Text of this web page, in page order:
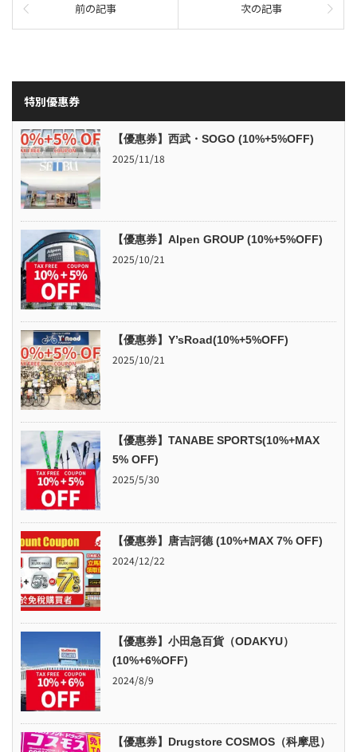
前の記事 次の記事
特別優惠券
【優惠券】西武・SOGO (10%+5%OFF)
2025/11/18
【優惠券】Alpen GROUP (10%+5%OFF)
2025/10/21
【優惠券】Y’sRoad(10%+5%OFF)
2025/10/21
【優惠券】TANABE SPORTS(10%+MAX
5% OFF)
2025/5/30
【優惠券】唐吉訶德 (10%+MAX 7% OFF)
2024/12/22
【優惠券】小田急百貨（ODAKYU）
(10%+6%OFF)
2024/8/9
【優惠券】Drugstore COSMOS（科摩思）